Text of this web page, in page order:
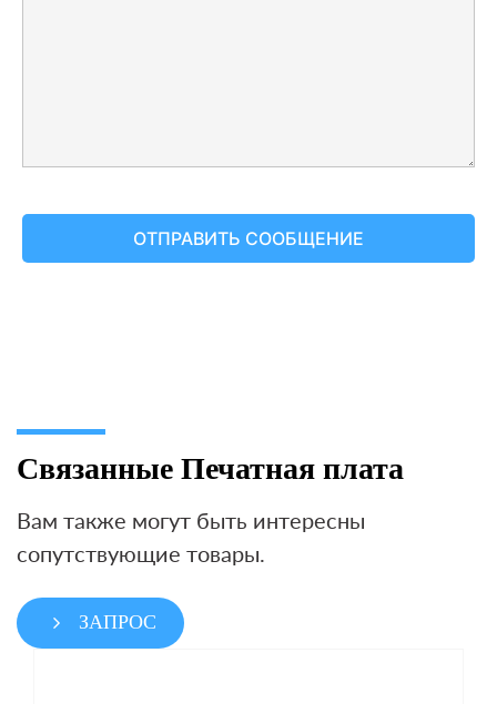
Связанные Печатная плата
Вам также могут быть интересны
сопутствующие товары.
ЗАПРОС